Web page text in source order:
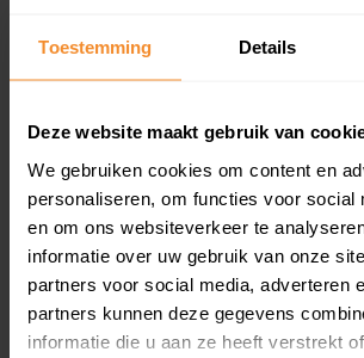
Toestemming Details
Deze website maakt gebruik van
We gebruiken cookies om content en
personaliseren, om functies voor social
en om ons websiteverkeer te
informatie over uw gebruik van onze
partners voor social media, adverteren
partners kunnen deze gegevens
informatie die u aan ze heeft verstrekt
Inclusief 1 jaar gratis updates
inclusief een jaar lang gratis updates
koopsommen.
Bekijk product
Direct leverbaar